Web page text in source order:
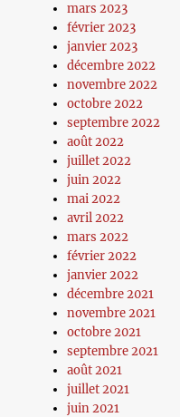
mars 2023
février 2023
janvier 2023
décembre 2022
novembre 2022
octobre 2022
septembre 2022
août 2022
juillet 2022
juin 2022
mai 2022
avril 2022
mars 2022
février 2022
janvier 2022
décembre 2021
novembre 2021
octobre 2021
septembre 2021
août 2021
juillet 2021
juin 2021